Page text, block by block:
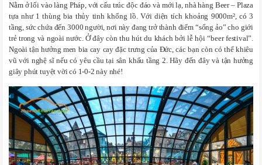
Nằm ở lối vào làng Pháp, với cấu trúc độc đáo và mới lạ, nhà hàng Beer – Plaza
tựa như 1 thùng bia thủy tinh khổng lồ. Với diện tích khoảng 9000m², có 3
tầng, sức chứa đến 3000 người, nơi này đang trở thành điểm “sống ảo” cho giới
trẻ trong và ngoài nước. Ở đây còn thu hút du khách bởi lễ hội “beer festival”.
Ngoài tận hưởng men bia cay cay đặc trưng của Đức, các bạn còn có thể khiêu
vũ với nghệ sĩ nếu có yêu cầu tại sân khấu tầng 2. Hãy đến đây và tận hưởng
giây phút tuyệt vời có 1-0-2 này nhé!